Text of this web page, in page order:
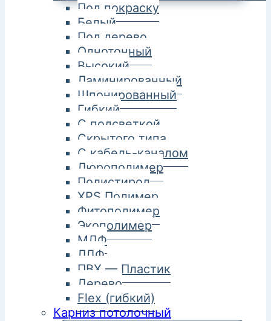
Под покраску
Белый
Под дерево
Однотонный
Высокий
Ламинированный
Шпонированный
Гибкий
С подсветкой
Скрытого типа
С кабель-каналом
Дюрополимер
Полистирол
XPS Полимер
Фитополимер
Экополимер
МДФ
ЛДФ
ПВХ — Пластик
Дерево
Flex (гибкий)
Карниз потолочный